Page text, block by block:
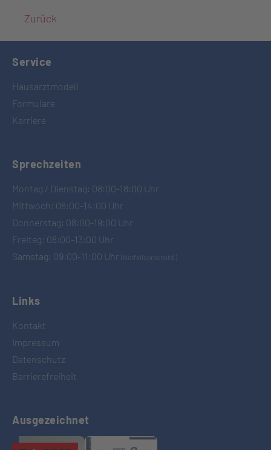
Zurück
Service
Hausarztmodell
Formulare
Karriere
Sprechzeiten
Montag / Dienstag: 08:00-18:00 Uhr
Mittwoch: 08:00-14:00 Uhr
Donnerstag: 08:00-19:00 Uhr
Freitag: 08:00-13:00 Uhr
Samstag: 09:00-11:00 Uhr (Notfallsprechstd.)
Links
Kontakt
Impressum
Datenschutz
Barrierefreiheit
Ausgezeichnet